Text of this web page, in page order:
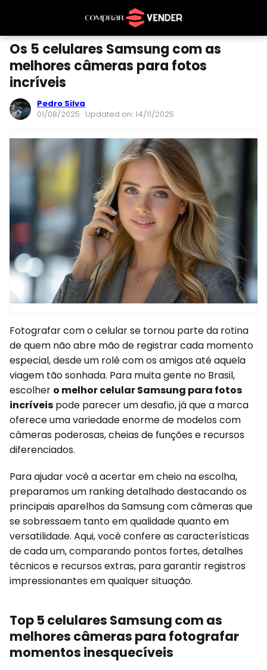
Os 5 celulares Samsung com as
melhores câmeras para fotos
incríveis
Pedro Silva
01/08/2025 · Updated on: 14/11/2025
Fotografar com o celular se tornou parte da rotina
de quem não abre mão de registrar cada momento
especial, desde um rolê com os amigos até aquela
viagem tão sonhada. Para muita gente no Brasil,
escolher o melhor celular Samsung para fotos
incríveis pode parecer um desafio, já que a marca
oferece uma variedade enorme de modelos com
câmeras poderosas, cheias de funções e recursos
diferenciados.
Para ajudar você a acertar em cheio na escolha,
preparamos um ranking detalhado destacando os
principais aparelhos da Samsung com câmeras que
se sobressaem tanto em qualidade quanto em
versatilidade. Aqui, você confere as características
de cada um, comparando pontos fortes, detalhes
técnicos e recursos extras, para garantir registros
impressionantes em qualquer situação.
Top 5 celulares Samsung com as
melhores câmeras para fotografar
momentos inesquecíveis